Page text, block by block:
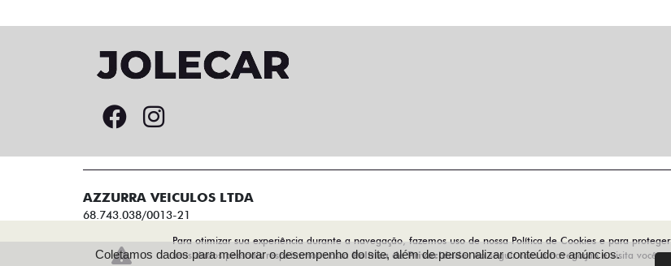
AZZURRA VEICULOS LTDA
68.743.038/0013-21
Para otimizar sua experiência durante a navegação, fazemos uso de nossa Política de Cookies e para proteger
seus dados pessoais respeitamos nossaPolítica de Privacidade. Ao seguir com a navegação e visita você
Coletamos dados para melhorar o desempenho do site, além de personalizar conteúdo e anúncios.